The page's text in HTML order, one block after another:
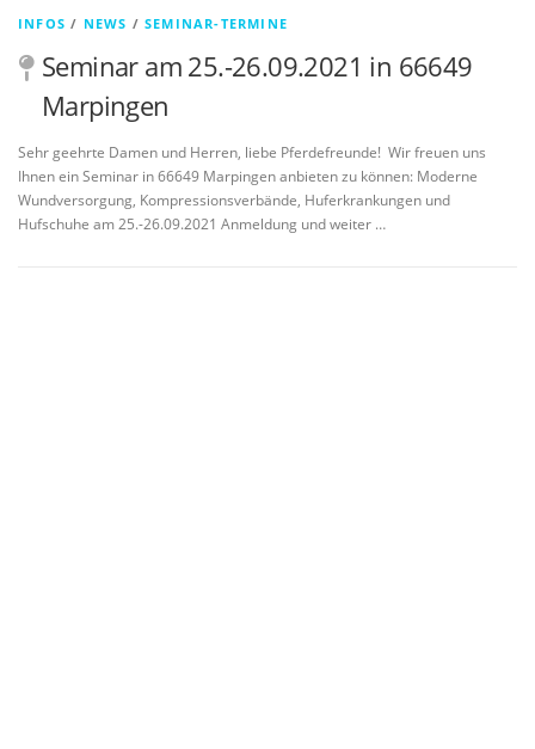
INFOS / NEWS /SEMINAR-TERMINE
Seminar am 25.-26.09.2021 in 66649
Marpingen
Sehr geehrte Damen und Herren, liebe Pferdefreunde! Wir freuen uns
Ihnen ein Seminar in 66649 Marpingen anbieten zu können: Moderne
Wundversorgung, Kompressionsverbände, Huferkrankungen und
Hufschuhe am 25.-26.09.2021 Anmeldung und weiter …